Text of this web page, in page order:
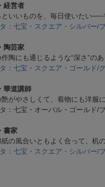
経営者
といいものを、毎日使いたい──
タ：七宝・スクエア・シルバー/
陶芸家
作陶にも通じるような“深さ”の
タ：七宝・スクエア・ゴールド/
華道講師
がやさしくて、着物にも洋服
タ：七宝・オーバル・ゴールド/
書家
の風合いともよく合って、机
タ：七宝・スクエア・シルバー/
ードで探す
ーワードで検索したい場合は、
ーバルのグレーだけ絞り込みた
で絞り込む（税抜価格）